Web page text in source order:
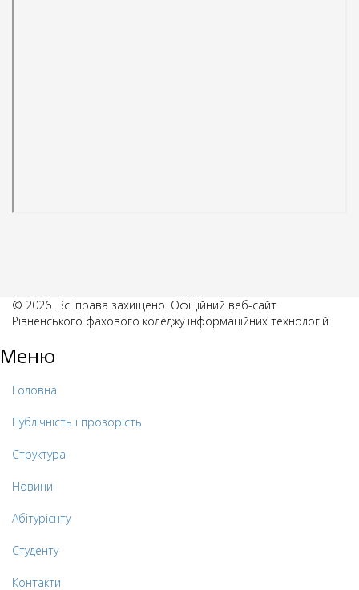
© 2026. Всі права захищено. Офіційний веб-сайт
Рівненського фахового коледжу інформаційних технологій
Меню
Головна
Публічність і прозорість
Структура
Новини
Абітурієнту
Студенту
Контакти